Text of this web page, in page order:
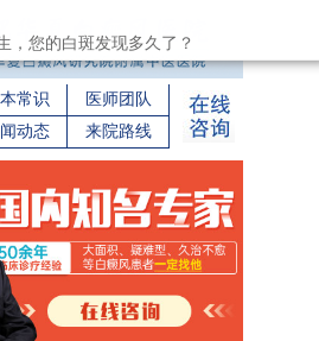
常识
医师团队
动态 来院路线
，您的白斑发现多久了？